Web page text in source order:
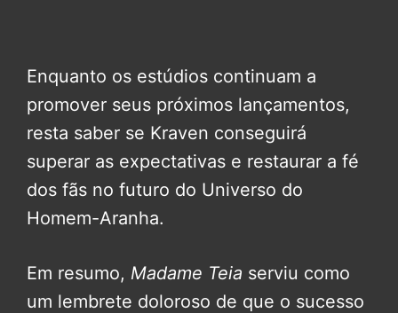
Enquanto os estúdios continuam a
promover seus próximos lançamentos,
resta saber se Kraven conseguirá
superar as expectativas e restaurar a fé
dos fãs no futuro do Universo do
Homem-Aranha.
Em resumo, Madame Teia serviu como
um lembrete doloroso de que o sucesso